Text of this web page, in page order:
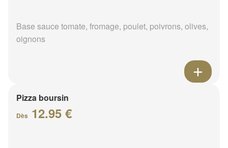
Base sauce tomate, fromage, poulet, poivrons, olives,
oignons
Pizza boursin
Dès 12.95 €